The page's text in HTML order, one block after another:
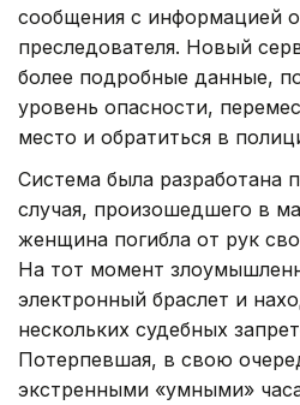
сообщения с информацией
преследователя. Новый
более подробные данные,
уровень опасности,
место и обратиться в
Система была разработана
случая, произошедшего в
женщина погибла от рук
На тот момент
электронный браслет и
нескольких судебных
Потерпевшая, в свою
экстренными «умными»